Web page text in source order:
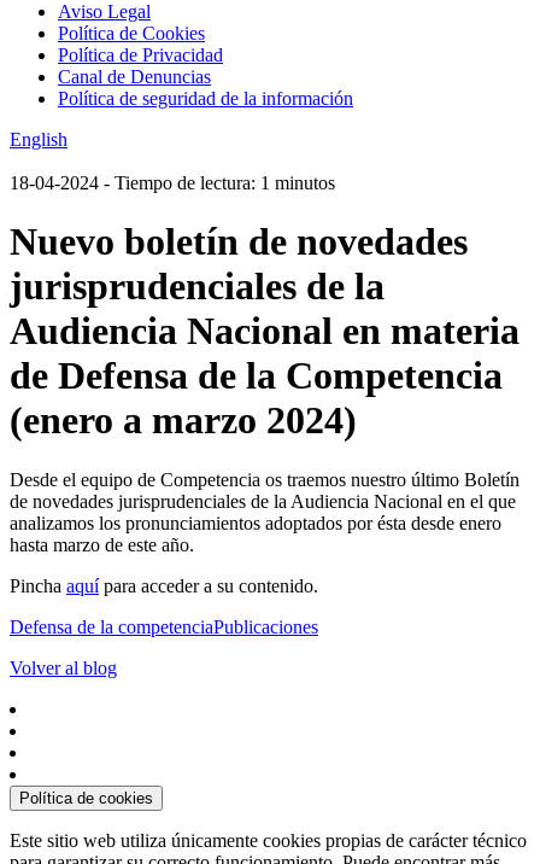
Aviso Legal
Política de Cookies
Política de Privacidad
Canal de Denuncias
Política de seguridad de la información
English
18-04-2024 - Tiempo de lectura: 1 minutos
Nuevo boletín de novedades
jurisprudenciales de la
Audiencia Nacional en materia
de Defensa de la Competencia
(enero a marzo 2024)
Desde el equipo de Competencia os traemos nuestro último Boletín
de novedades jurisprudenciales de la Audiencia Nacional en el que
analizamos los pronunciamientos adoptados por ésta desde enero
hasta marzo de este año.
Pincha aquípara acceder a su contenido.
Defensa de la competenciaPublicaciones
Volver al blog
Política de cookies
Este sitio web utiliza únicamente cookies propias de carácter técnico